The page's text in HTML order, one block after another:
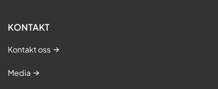
KONTAKT
Kontakt oss
Media